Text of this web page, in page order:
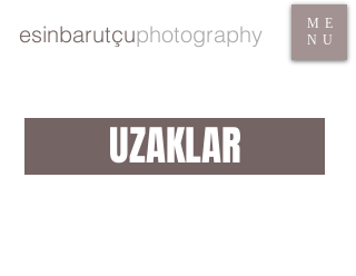
esinbarutçuphotography
ME
NU
UZAKLAR